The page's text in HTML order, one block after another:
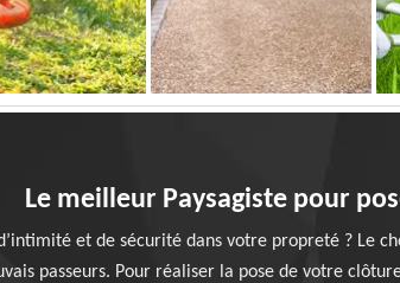
Le meilleur Paysagiste pour
et de sécurité dans votre propreté ? Le
passeurs. Pour réaliser la pose de votre